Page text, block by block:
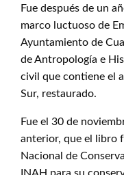
Fue después de un
marco luctuoso de
Ayuntamiento de
de Antropología e
civil que contiene el
Sur, restaurado.
Fue el 30 de
anterior, que el libro
Nacional de